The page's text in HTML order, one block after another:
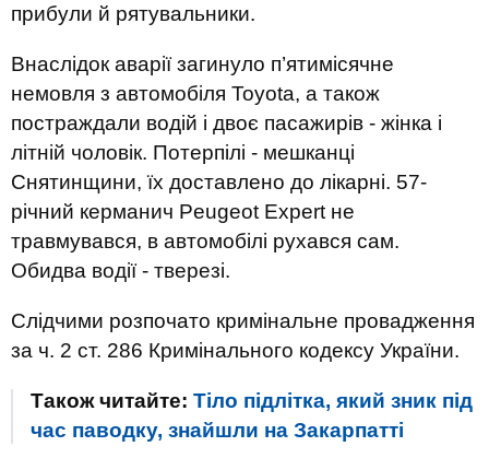
прибули й рятувальники.
Внаслідок аварії загинуло п’ятимісячне
немовля з автомобіля Toyota, а також
постраждали водій і двоє пасажирів - жінка і
літній чоловік. Потерпілі - мешканці
Снятинщини, їх доставлено до лікарні. 57-
річний керманич Peugeot Expert не
травмувався, в автомобілі рухався сам.
Обидва водії - тверезі.
Слідчими розпочато кримінальне провадження
за ч. 2 ст. 286 Кримінального кодексу України.
Також читайте: Тіло підлітка, який зник під
час паводку, знайшли на Закарпатті